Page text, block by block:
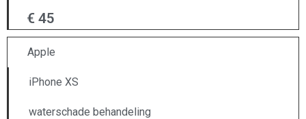
€ 45
Apple
iPhone XS
waterschade behandeling